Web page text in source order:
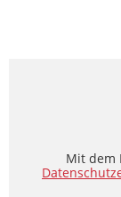
Mit dem